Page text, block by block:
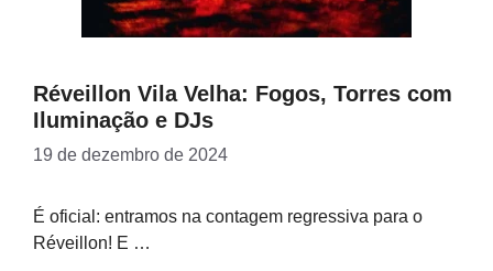
Réveillon Vila Velha: Fogos, Torres com
Iluminação e DJs
19 de dezembro de 2024
É oficial: entramos na contagem regressiva para o
Réveillon! E …